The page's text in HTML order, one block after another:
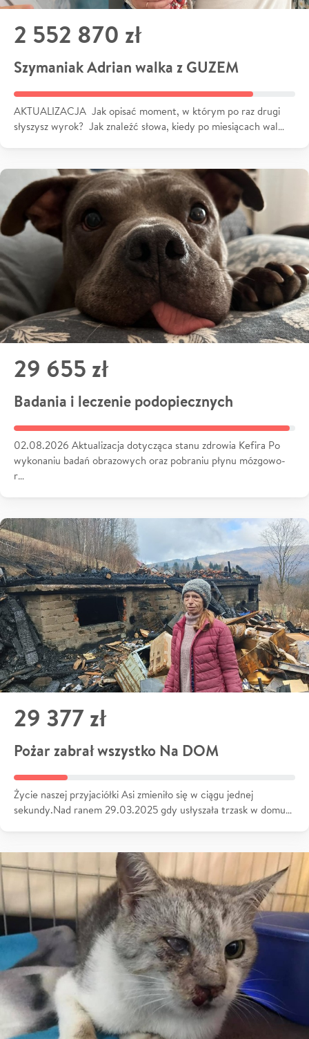
2 552 870 zł
Szymaniak Adrian walka z GUZEM
AKTUALIZACJA Jak opisać moment, w którym po raz drugi
słyszysz wyrok? Jak znaleźć słowa, kiedy po miesiącach wal…
29 655 zł
Badania i leczenie podopiecznych
02.08.2026 Aktualizacja dotycząca stanu zdrowia Kefira Po
wykonaniu badań obrazowych oraz pobraniu płynu mózgowo-
r…
29 377 zł
Pożar zabrał wszystko Na DOM
Życie naszej przyjaciółki Asi zmieniło się w ciągu jednej
sekundy.Nad ranem 29.03.2025 gdy usłyszała trzask w domu…